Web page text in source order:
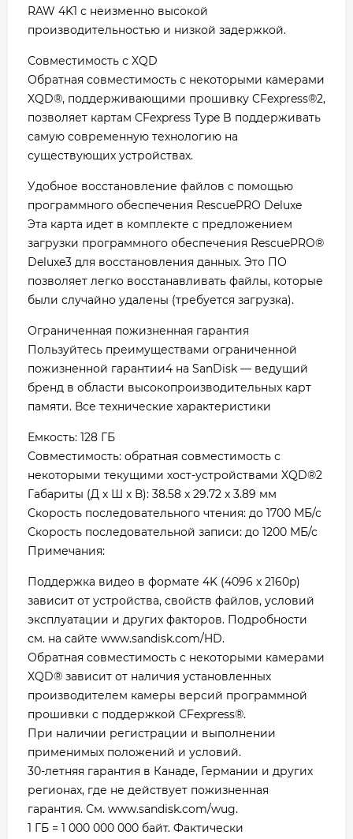
RAW 4K1 с неизменно высокой
производительностью и низкой задержкой.
Совместимость с XQD
Обратная совместимость с некоторыми камерами
XQD®, поддерживающими прошивку CFexpress®2,
позволяет картам CFexpress Type B поддерживать
самую современную технологию на
существующих устройствах.
Удобное восстановление файлов с помощью
программного обеспечения RescuePRO Deluxe
Эта карта идет в комплекте с предложением
загрузки программного обеспечения RescuePRO®
Deluxe3 для восстановления данных. Это ПО
позволяет легко восстанавливать файлы, которые
были случайно удалены (требуется загрузка).
Ограниченная пожизненная гарантия
Пользуйтесь преимуществами ограниченной
пожизненной гарантии4 на SanDisk — ведущий
бренд в области высокопроизводительных карт
памяти. Все технические характеристики
Емкость: 128 ГБ
Совместимость: обратная совместимость с
некоторыми текущими хост-устройствами XQD®2
Габариты (Д х Ш х В): 38.58 x 29.72 x 3.89 мм
Скорость последовательного чтения: до 1700 МБ/с
Скорость последовательной записи: до 1200 МБ/с
Примечания:
Поддержка видео в формате 4K (4096 x 2160p)
зависит от устройства, свойств файлов, условий
эксплуатации и других факторов. Подробности
см. на сайте www.sandisk.com/HD.
Обратная совместимость с некоторыми камерами
XQD® зависит от наличия установленных
производителем камеры версий программной
прошивки с поддержкой CFexpress®.
При наличии регистрации и выполнении
применимых положений и условий.
30-летняя гарантия в Канаде, Германии и других
регионах, где не действует пожизненная
гарантия. См. www.sandisk.com/wug.
1 ГБ = 1 000 000 000 байт. Фактически